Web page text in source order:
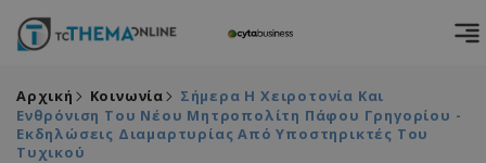
Αρχική Κοινωνία
Σήμερα Η Χειροτονία Και
Ενθρόνιση Του Νέου Μητροπολίτη Πάφου Γρηγορίου -
Εκδηλώσεις Διαμαρτυρίας Από Υποστηρικτές Του
Τυχικού